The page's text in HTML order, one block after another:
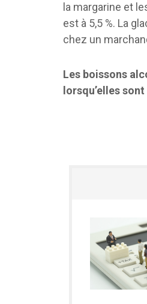
la margarine et
est à 5,5 %. La
chez un
Les boissons
lorsqu’elles